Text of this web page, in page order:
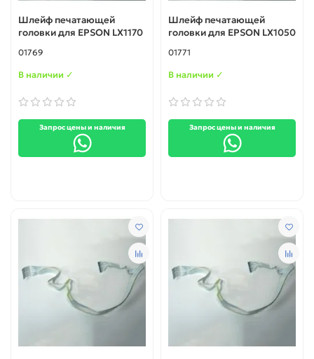
Шлейф печатающей
головки для EPSON LX1170
01769
В наличии ✓
Запрос цены и наличия
Шлейф печатающей
головки для EPSON LX1050
01771
В наличии ✓
Запрос цены и наличия